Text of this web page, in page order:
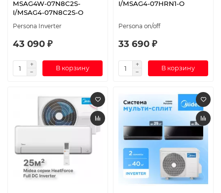
MSAG4W-07N8C2S-
I/MSAG4-07N8C2S-O
Persona Inverter
43 090 ₽
В корзину
I/MSAG4-07HRN1-O
Persona on/off
33 690 ₽
В корзину